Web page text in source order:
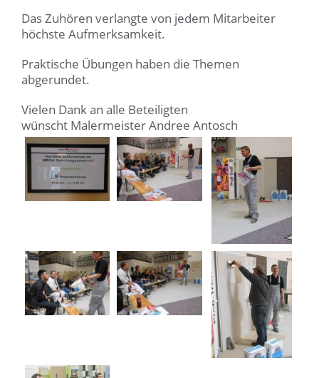
Das Zuhören verlangte von jedem Mitarbeiter
höchste Aufmerksamkeit.
Praktische Übungen haben die Themen
abgerundet.
Vielen Dank an alle Beteiligten
wünscht Malermeister Andree Antosch